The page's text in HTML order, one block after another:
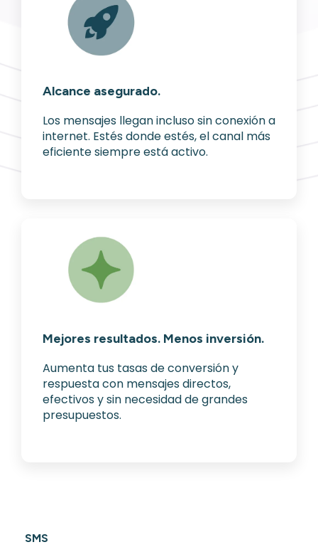
Alcance asegurado.
Los mensajes llegan incluso sin conexión a
internet. Estés donde estés, el canal más
eficiente siempre está activo.
Mejores resultados. Menos inversión.
Aumenta tus tasas de conversión y
respuesta con mensajes directos,
efectivos y sin necesidad de grandes
presupuestos.
SMS